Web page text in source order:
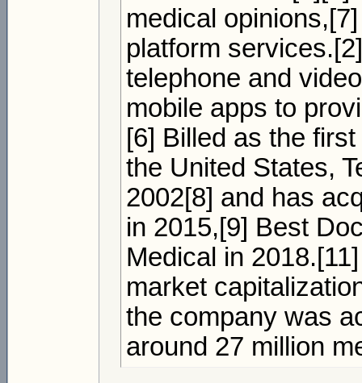
medical
platform
telephone and
mobile apps to
[6] Billed as the
the United States,
2002[8] and has
in 2015,[9] Best
Medical in
market
the company was
around 27 million